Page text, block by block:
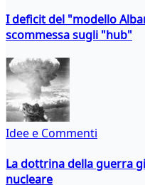
I deficit del "modello
scommessa sugli "hub"
Idee e Commenti
La dottrina della guerra
nucleare